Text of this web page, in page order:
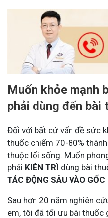
Muốn khỏe mạnh
phải dùng đến bài
Đối với bất cứ vấn đề sức
thuốc chiếm 70-80%
thuộc lối sống. Muốn
phải KIÊN TRÌ dùng bài
TÁC ĐỘNG SÂU VÀO GỐC
Sau hơn 20 năm nghiên
em, tôi đã tối ưu bài thuốc